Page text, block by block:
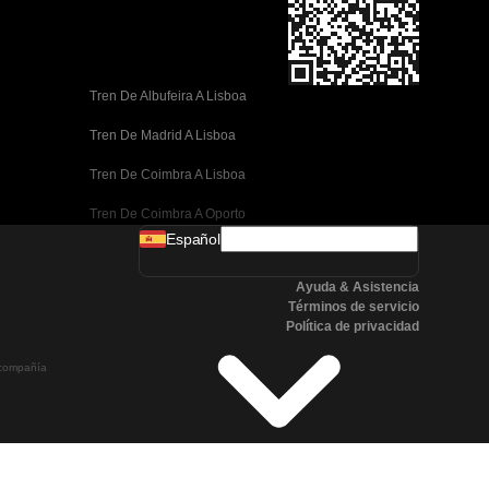
Tren De Albufeira A Lisboa
Tren De Madrid A Lisboa
Tren De Coimbra A Lisboa
Tren De Coimbra A Oporto
Tren De Valencia A Barcelona
Tren De Málaga A Madrid
Español
Ayuda & Asistencia
Términos de servicio
Política de privacidad